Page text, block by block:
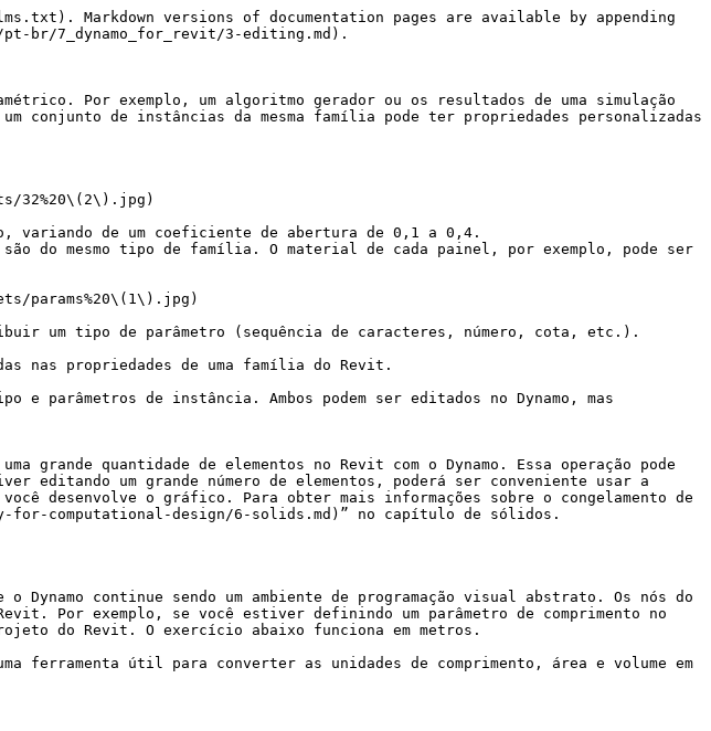
Markdown versions of documentation pages are available by appending
br/7_dynamo_for_revit/3-editing.md).
Por exemplo, um algoritmo gerador ou os resultados de uma simulação
conjunto de instâncias da mesma família pode ter propriedades personalizadas
32%20\(2\).jpg)
variando de um coeficiente de abertura de 0,1 a 0,4.
do mesmo tipo de família. O material de cada painel, por exemplo, pode ser
params%20\(1\).jpg)
um tipo de parâmetro (sequência de caracteres, número, cota, etc.).
nas propriedades de uma família do Revit.
e parâmetros de instância. Ambos podem ser editados no Dynamo, mas
grande quantidade de elementos no Revit com o Dynamo. Essa operação pode
um grande número de elementos, poderá ser conveniente usar a
desenvolve o gráfico. Para obter mais informações sobre o congelamento de
for-computational-design/6-solids.md)” no capítulo de sólidos.
continue sendo um ambiente de programação visual abstrato. Os nós do
Por exemplo, se você estiver definindo um parâmetro de comprimento no
do Revit. O exercício abaixo funciona em metros.
ferramenta útil para converter as unidades de comprimento, área e volume em